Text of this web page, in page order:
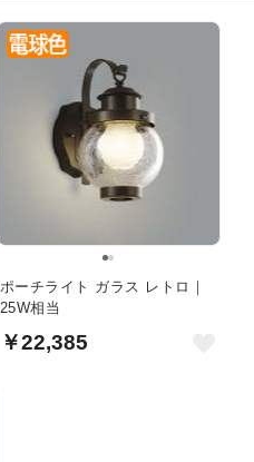
ポーチライト ガラス レトロ｜
25W相当
￥22,385